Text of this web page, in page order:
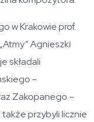
w Krakowie prof.
Agnieszki
składali
–
Zakopanego –
przybyli licznie